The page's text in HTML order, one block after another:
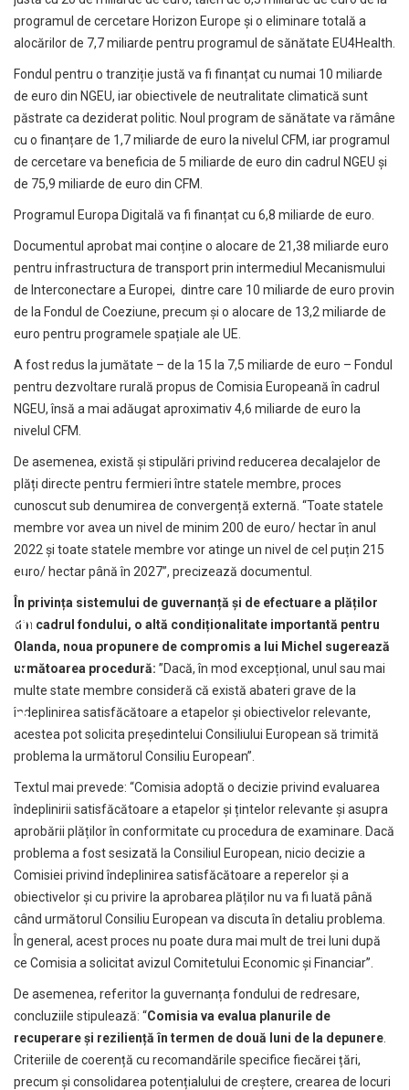
programul de cercetare Horizon Europe și o eliminare totală a
alocărilor de 7,7 miliarde pentru programul de sănătate EU4Health.
Fondul pentru o tranziție justă va fi finanțat cu numai 10 miliarde
de euro din NGEU, iar obiectivele de neutralitate climatică sunt
păstrate ca deziderat politic. Noul program de sănătate va rămâne
cu o finanțare de 1,7 miliarde de euro la nivelul CFM, iar programul
de cercetare va beneficia de 5 miliarde de euro din cadrul NGEU și
de 75,9 miliarde de euro din CFM.
Programul Europa Digitală va fi finanțat cu 6,8 miliarde de euro.
Documentul aprobat mai conține o alocare de 21,38 miliarde euro
pentru infrastructura de transport prin intermediul Mecanismului
de Interconectare a Europei, dintre care 10 miliarde de euro provin
de la Fondul de Coeziune, precum și o alocare de 13,2 miliarde de
euro pentru programele spațiale ale UE.
A fost redus la jumătate – de la 15 la 7,5 miliarde de euro – Fondul
pentru dezvoltare rurală propus de Comisia Europeană în cadrul
NGEU, însă a mai adăugat aproximativ 4,6 miliarde de euro la
nivelul CFM.
De asemenea, există și stipulări privind reducerea decalajelor de
plăți directe pentru fermieri între statele membre, proces
cunoscut sub denumirea de convergență externă. “Toate statele
membre vor avea un nivel de minim 200 de euro/ hectar în anul
2022 și toate statele membre vor atinge un nivel de cel puțin 215
euro/ hectar până în 2027”, precizează documentul.
În privința sistemului de guvernanță și de efectuare a plăților
din cadrul fondului, o altă condiționalitate importantă pentru
Olanda, noua propunere de compromis a lui Michel sugerează
următoarea procedură: ”Dacă, în mod excepțional, unul sau mai
multe state membre consideră că există abateri grave de la
îndeplinirea satisfăcătoare a etapelor și obiectivelor relevante,
acestea pot solicita președintelui Consiliului European să trimită
problema la următorul Consiliu European”.
Textul mai prevede: “Comisia adoptă o decizie privind evaluarea
îndeplinirii satisfăcătoare a etapelor și țintelor relevante și asupra
aprobării plăților în conformitate cu procedura de examinare. Dacă
problema a fost sesizată la Consiliul European, nicio decizie a
Comisiei privind îndeplinirea satisfăcătoare a reperelor și a
obiectivelor și cu privire la aprobarea plăților nu va fi luată până
când următorul Consiliu European va discuta în detaliu problema.
În general, acest proces nu poate dura mai mult de trei luni după
ce Comisia a solicitat avizul Comitetului Economic și Financiar”.
De asemenea, referitor la guvernanța fondului de redresare,
concluziile stipulează: “Comisia va evalua planurile de
recuperare și reziliență în termen de două luni de la depunere
Criteriile de coerență cu recomandările specifice fiecărei țări,
precum și consolidarea potențialului de creștere, crearea de locuri